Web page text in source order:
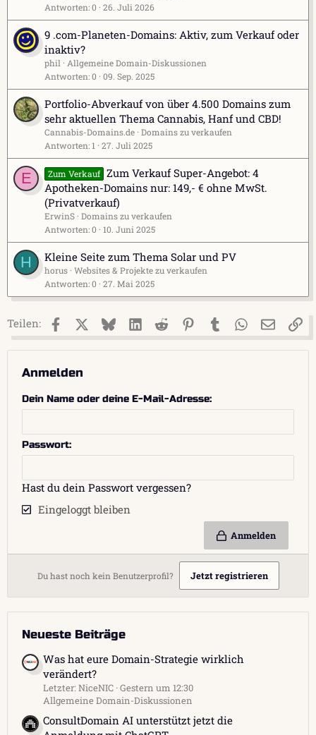
Antworten 0 26. Juli 2026
9 .com-Planeten-Domains: Aktiv, zum Verkauf oder
inaktiv?
phil
Allgemeine Domain-Diskussionen
Antworten 0 09. Sep. 2025
Portfolio-Abverkauf von über 4.500 Domains zum
sehr aktuellen Thema Cannabis, Hanf und CBD!
Cannabis-Domains.de Domains zu verkaufen
Antworten 1 27. Juli 2025
E Zum Verkauf Zum Verkauf Super-Angebot: 4
Apotheken-Domains nur: 149,- € ohne MwSt.
(Privatverkauf)
ErwinS Domains zu verkaufen
Antworten 0 10. Juni 2025
H Kleine Seite zum Thema Solar und PV
horus Websites & Projekte zu verkaufen
Antworten 0 27. Mai 2025
Teilen: FacebookX (Twitter)
BlueskyLinkedIn
Reddit PinterestTumblr WhatsApp
E-Mail
Anmelden
Dein Name oder deine E-Mail-Adresse
Passwort
Hast du dein Passwort vergessen?
Eingeloggt bleiben
Anmelden
Du hast noch kein Benutzerprofil? Jetzt registrieren
Neueste Beiträge
Was hat eure Domain-Strategie wirklich
verändert?
Letzter: NiceNIC Gestern um 12:30
Allgemeine Domain-Diskussionen
ConsultDomain AI unterstützt jetzt die